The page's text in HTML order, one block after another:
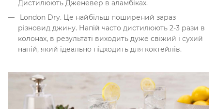
Дистилюють Дженевер в аламбіках.
London Dry. Це найбільш поширений зараз
різновид джину. Напій часто дистилюють 2-3 рази в
колонах, в результаті виходить дуже свіжий і сухий
напій, який ідеально підходить для коктейлів.